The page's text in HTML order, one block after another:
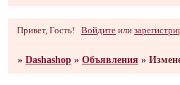
Привет, Гость! Войдите или
»Dashashop »Объявления »